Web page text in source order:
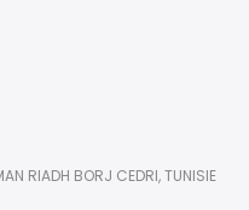
RIADH BORJ CEDRI, TUNISIE